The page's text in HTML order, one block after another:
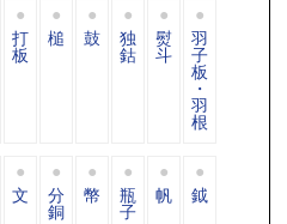
打
板
槌 鼓 独
鈷
熨
斗
羽
子
板
・
羽
根
文 分
銅
幣 瓶
子
帆 鉞